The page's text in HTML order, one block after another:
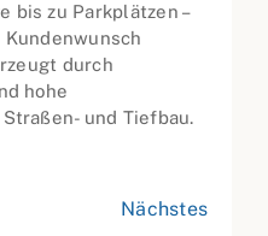
bis zu Parkplätzen –
durch
hohe
und Tiefbau.
Nächstes